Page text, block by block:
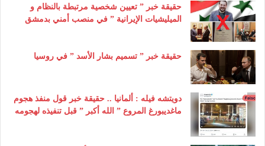
حقيقة خبر ” تعيين شخصية مرتبطة بالنظام و
الميليشيات الإيرانية ” في منصب أمني بدمشق
حقيقة خبر ” تسميم بشار الأسد ” في روسيا
دويتشه فيله : ألمانيا .. حقيقة خبر قول منفذ هجوم
ماغديبورغ المروع ” الله أكبر ” قبل تنفيذه لهجومه